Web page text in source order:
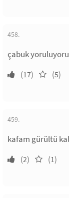
458.
çabuk
(17) (5)
459.
kafam gürültü
(2) (1)